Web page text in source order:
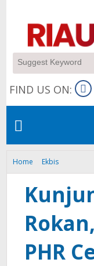
FIND US ON:
Home
Ekbis
Kunjungi Blok Rokan,
PHR